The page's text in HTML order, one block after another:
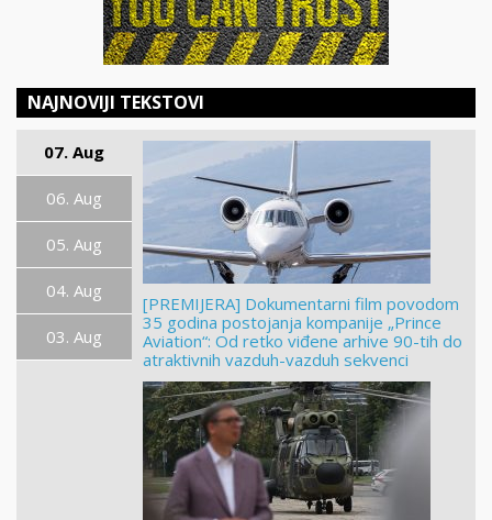
NAJNOVIJI TEKSTOVI
07. Aug
06. Aug
05. Aug
04. Aug
03. Aug
[PREMIJERA] Dokumentarni film povodom
35 godina postojanja kompanije „Prince
Aviation“: Od retko viđene arhive 90-tih do
atraktivnih vazduh-vazduh sekvenci